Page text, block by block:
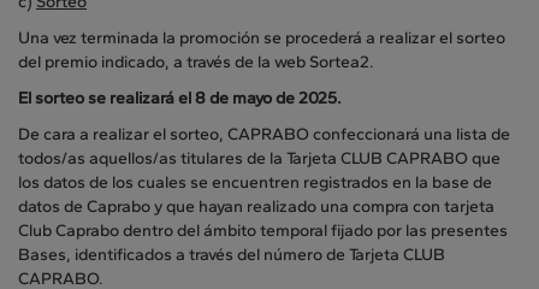
Una vez terminada la promoción se procederá a realizar el sorteo
del premio indicado, a través de la web Sortea2.
El sorteo se realizará el 8 de mayo de 2025.
De cara a realizar el sorteo, CAPRABO confeccionará una lista de
todos/as aquellos/as titulares de la Tarjeta CLUB CAPRABO que
los datos de los cuales se encuentren registrados en la base de
datos de Caprabo y que hayan realizado una compra con tarjeta
Club Caprabo dentro del ámbito temporal fijado por las presentes
Bases, identificados a través del número de Tarjeta CLUB
CAPRABO.